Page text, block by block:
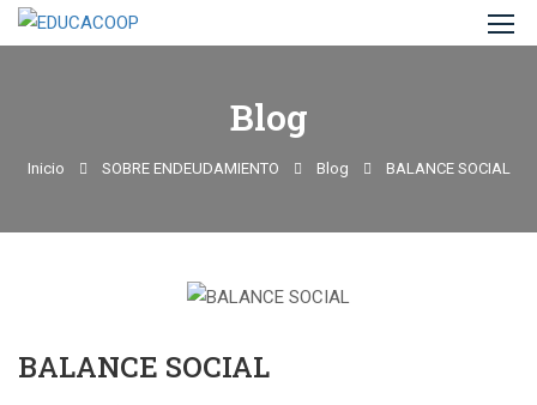
Blog
Inicio SOBRE ENDEUDAMIENTO Blog BALANCE SOCIAL
BALANCE SOCIAL